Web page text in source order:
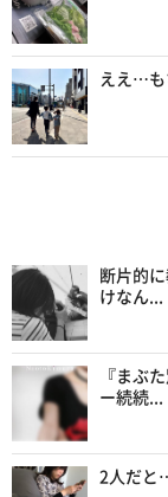
ええ…も
断片的
けなん...
『まぶ
ー続続...
2人だと